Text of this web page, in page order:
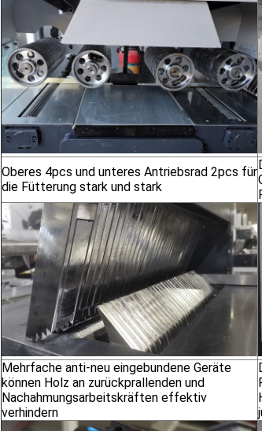
Oberes 4pcs und unteres Antriebsrad 2pcs für
die Fütterung stark und stark
Mehrfache anti-neu eingebundene Geräte
können Holz an zurückprallenden und
Nachahmungsarbeitskräften effektiv
verhindern